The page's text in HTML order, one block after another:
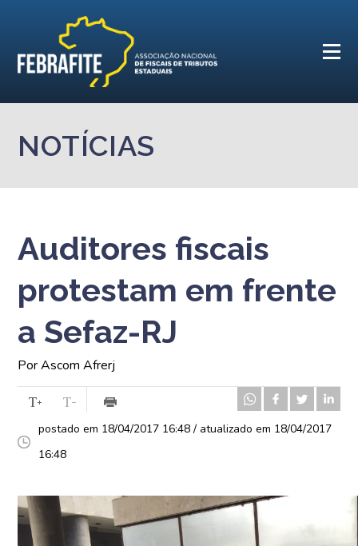
NOTÍCIAS
Auditores fiscais
protestam em frente
a Sefaz-RJ
Por Ascom Afrerj
postado em 18/04/2017 16:48 / atualizado em 18/04/2017
16:48